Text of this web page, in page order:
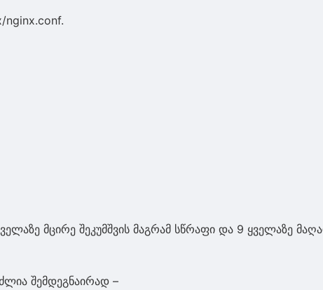
nginx.conf.
მცირე შეკუმშვის მაგრამ სწრაფი და 9 ყველაზე
შემდეგნაირად –